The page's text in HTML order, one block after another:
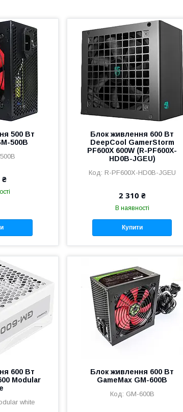
500 Вт
500B
₴
Блок живлення 600 Вт
DeepCool GamerStorm
PF600X 600W (R-PF600X-
HD0B-JGEU)
R-PF600X-HD0B-JGEU
2 310 ₴
В наявності
Купити
600 Вт
Modular
white
Блок живлення 600 Вт
GameMax GM-600B
GM-600B